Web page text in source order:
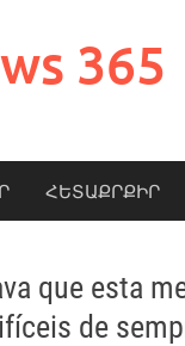
365
ՀԵՏԱՔՐՔԻՐ
que esta
de